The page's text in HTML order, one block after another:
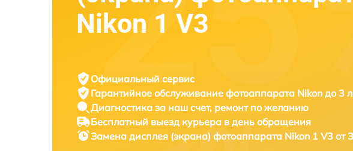
Nikon 1 V3
Официальный сервис
Гарантийное обслуживание фотоаппарата Nikon до 3
Диагностика за наш счет, ремонт по желанию
Бесплатный выезд курьера в день обращения
Замена дисплея (экрана) фотоаппарата Nikon 1 V3 от